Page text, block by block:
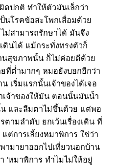
ดปกติ ทำให้ตัวมันเล็กว่า
นโรคข้อสะโพกเสื่อมด้วย
ม่สามารถรักษาได้ มันจึง
ดินได้ แม้กระทั่งทรงตัวก็
ขภาพนั้น ก็ไม่ค่อยดีด้วย
ที่ต่ำมากๆ หมอยังบอกอีกว่า
เริ่มแรกนั้นเจ้าของได้เจอ
เจ้าของให้มัน ตอนนั้นมันน้ำ
น และลืมตาไม่ขึ้นด้วย แต่พอ
ามลำดับ ยกเว้นเรื่องเดิน ที่
ต่การเลี้ยงหมาพิการ ใช่ว่า
ามายาออกไปเที่ยวนอกบ้าน
‘หมาพิการ ทำไมไม่ให้อยู่